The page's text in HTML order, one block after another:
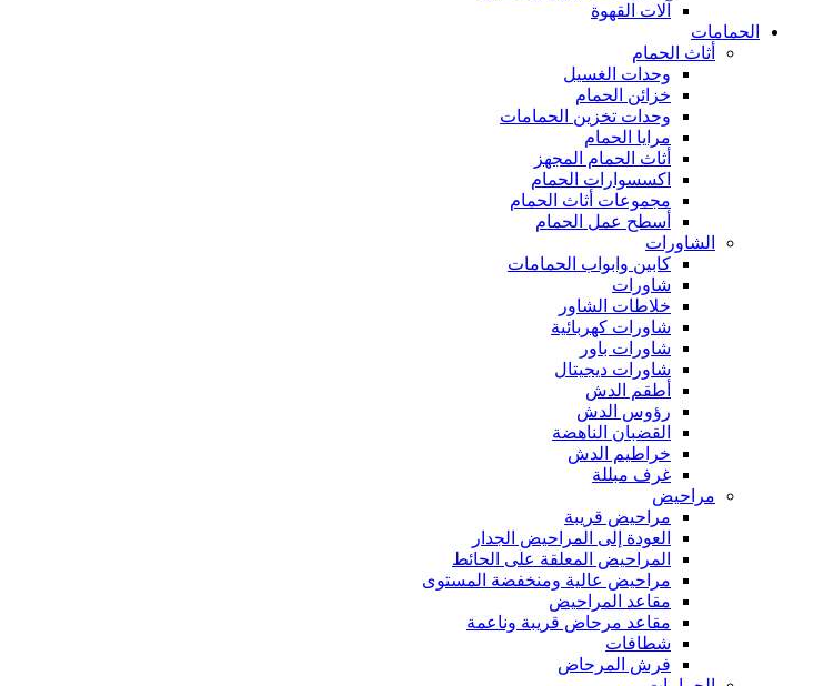
آلات القهوة
الحمامات
أثاث الحمام
وحدات الغسيل
خزائن الحمام
وحدات تخزين الحمامات
مرايا الحمام
أثاث الحمام المجهز
اكسسوارات الحمام
مجموعات أثاث الحمام
أسطح عمل الحمام
الشاورات
كابين وابواب الحمامات
شاورات
خلاطات الشاور
شاورات كهربائية
شاورات باور
شاورات ديجيتال
أطقم الدش
رؤوس الدش
القضبان الناهضة
خراطيم الدش
غرف مبللة
مراحيض
مراحيض قريبة
العودة إلى المراحيض الجدار
المراحيض المعلقة على الحائط
مراحيض عالية ومنخفضة المستوى
مقاعد المراحيض
مقاعد مرحاض قريبة وناعمة
شطافات
فرش المرحاض